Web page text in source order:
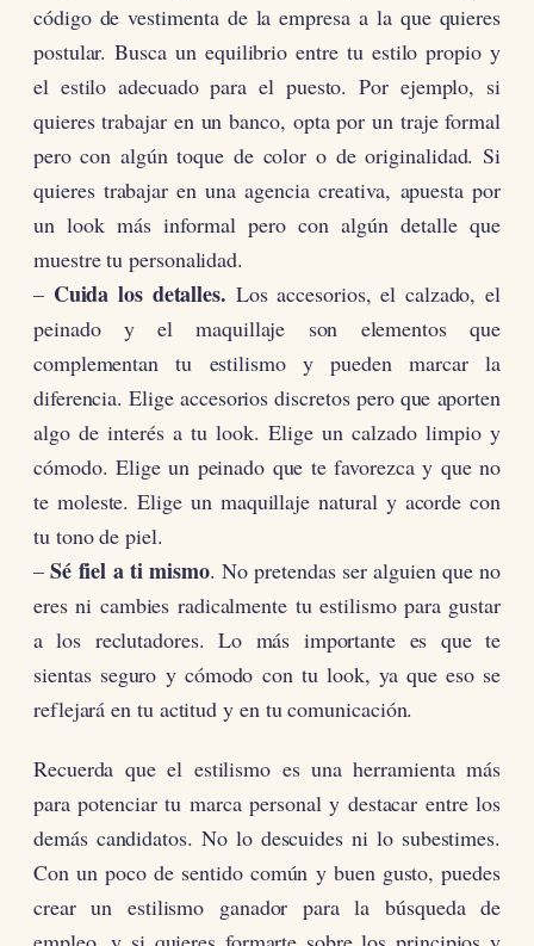
código de vestimenta de la empresa a la que quieres
postular. Busca un equilibrio entre tu estilo propio y
el estilo adecuado para el puesto. Por ejemplo, si
quieres trabajar en un banco, opta por un traje formal
pero con algún toque de color o de originalidad. Si
quieres trabajar en una agencia creativa, apuesta por
un look más informal pero con algún detalle que
muestre tu personalidad.
– Cuida los detalles. Los accesorios, el calzado, el
peinado y el maquillaje son elementos que
complementan tu estilismo y pueden marcar la
diferencia. Elige accesorios discretos pero que aporten
algo de interés a tu look. Elige un calzado limpio y
cómodo. Elige un peinado que te favorezca y que no
te moleste. Elige un maquillaje natural y acorde con
tu tono de piel.
–Sé fiel a ti mismo. No pretendas ser alguien que no
eres ni cambies radicalmente tu estilismo para gustar
a los reclutadores. Lo más importante es que te
sientas seguro y cómodo con tu look, ya que eso se
reflejará en tu actitud y en tu comunicación.
Recuerda que el estilismo es una herramienta más
para potenciar tu marca personal y destacar entre los
demás candidatos. No lo descuides ni lo subestimes.
Con un poco de sentido común y buen gusto, puedes
crear un estilismo ganador para la búsqueda de